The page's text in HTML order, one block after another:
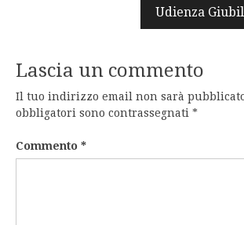
Udienza
Lascia un commento
Il tuo indirizzo email non sarà
obbligatori sono contrassegnati *
Commento *